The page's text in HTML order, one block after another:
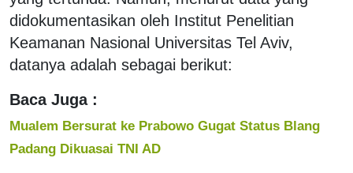
didokumentasikan oleh Institut Penelitian
Keamanan Nasional Universitas Tel Aviv,
datanya adalah sebagai berikut:
Baca Juga :
Mualem Bersurat ke Prabowo Gugat Status Blang
Padang Dikuasai TNI AD